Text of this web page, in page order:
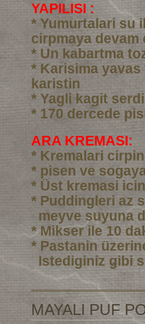
YAPILISI :
* Yumurtalari su
cirpmaya devam
* Un kabartma
* Karisima
karistin
* Yagli kagit
* 170 dercede
ARA KREMASI:
* Kremalari
* pisen ve
* Üst kremasi
* Puddingleri az
meyve suyuna
* Mikser ile 10
* Pastanin
Istediginiz gibi
MAYALI PUF